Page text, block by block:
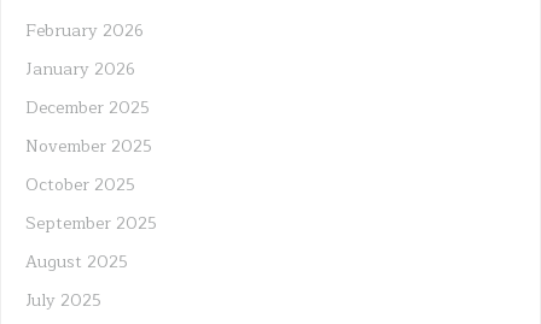
February 2026
January 2026
December 2025
November 2025
October 2025
September 2025
August 2025
July 2025